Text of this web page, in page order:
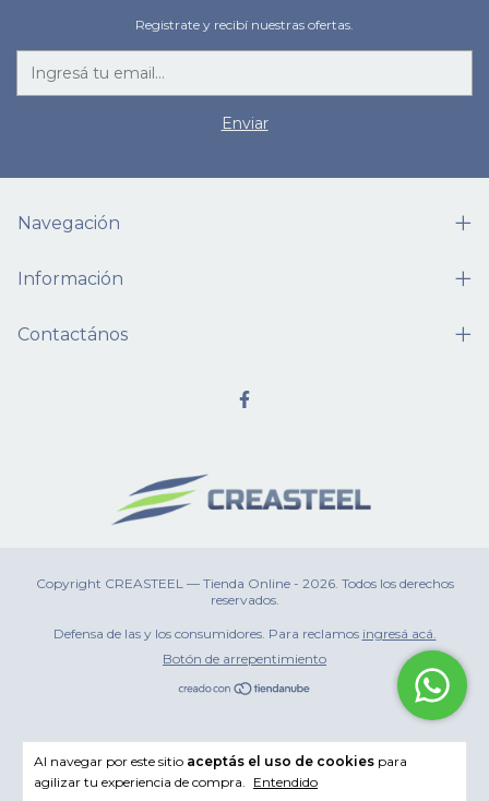
Al navegar por este sitio aceptás el uso de cookies para
agilizar tu experiencia de compra. Entendido
Registrate y recibí nuestras ofertas.
Navegación
Información
Contactános
Copyright CREASTEEL — Tienda Online - 2026. Todos los derechos
reservados.
Defensa de las y los consumidores. Para reclamos ingresá acá.
Botón de arrepentimiento